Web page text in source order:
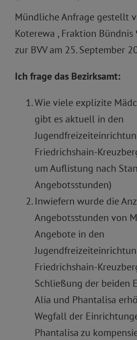
Mündliche Anfrage gestellt
Koterewa , Fraktion Bündnis
zur BVV am 25. September
Ich frage das Bezirksamt:
Wie viele explizite
gibt es aktuell in den
Friedrichshain-
um Auflistung nach
Angebotsstunden)
Inwiefern wurde die
Angebotsstunden von
Angebote in den
Friedrichshain-
Schließung der beiden
Alia und Phantalisa
Wegfall der
Phantalisa zu